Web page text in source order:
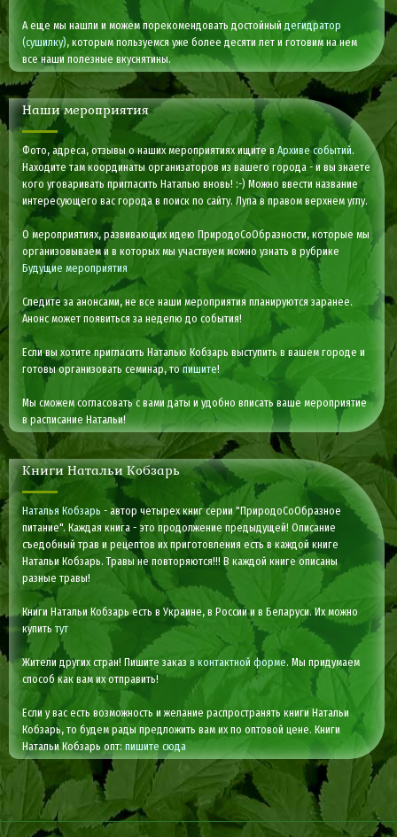
А еще мы нашли и можем порекомендовать достойныйдегидратор
(сушилку), которым пользуемся уже более десяти лет и готовим на нем
все наши полезные вкуснятины.
Наши мероприятия
Фото, адреса, отзывы о наших мероприятиях ищите вАрхиве событий.
Находите там координаты организаторов из вашего города - и вы знаете
кого уговаривать пригласить Наталью вновь! :-) Можно ввести название
интересующего вас города в поиск по сайту. Лупа в правом верхнем углу.
О мероприятиях, развивающих идею ПриродоСоОбразности, которые мы
организовываем и в которых мы участвуем можно узнать в рубрике
Будущие мероприятия
Следите за анонсами, не все наши мероприятия планируются заранее.
Анонс может появиться за неделю до события!
Если вы хотите пригласить Наталью Кобзарь выступить в вашем городе и
готовы организовать семинар, топишите!
Мы сможем согласовать с вами даты и удобно вписать ваше мероприятие
в расписание Натальи!
Книги Натальи Кобзарь
Наталья Кобзарь - автор четырех книг серии "ПриродоСоОбразное
питание". Каждая книга - это продолжение предыдущей! Описание
съедобный трав и рецептов их приготовления есть в каждой книге
Натальи Кобзарь. Травы не повторяются!!! В каждой книге описаны
разные травы!
Книги Натальи Кобзарь есть в Украине, в России и в Беларуси. Их можно
купитьтут
Жители других стран! Пишите заказв контактной форме. Мы придумаем
способ как вам их отправить!
Если у вас есть возможность и желание распространять книги Натальи
Кобзарь, то будем рады предложить вам их по оптовой цене. Книги
Натальи Кобзарь опт:пишите сюда